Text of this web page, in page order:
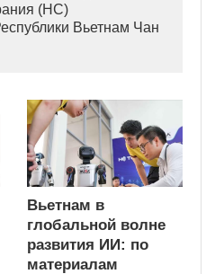
(НС)
Вьетнам Чан
Вьетнам в
глобальной волне
развития ИИ: по
материалам